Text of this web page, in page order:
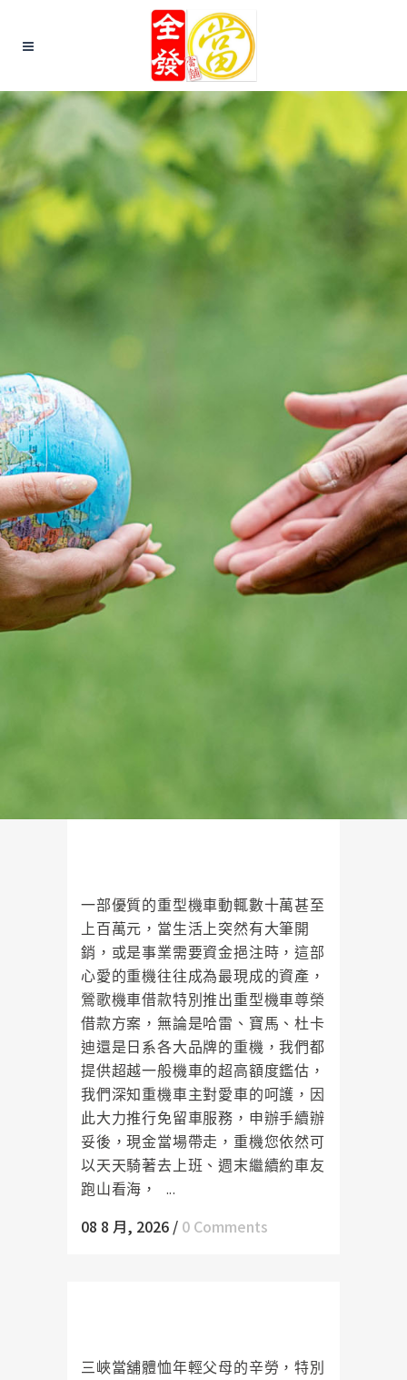
一部優質的重型機車動輒數十萬甚至
上百萬元，當生活上突然有大筆開
銷，或是事業需要資金挹注時，這部
心愛的重機往往成為最現成的資產，
鶯歌機車借款特別推出重型機車尊榮
借款方案，無論是哈雷、寶馬、杜卡
迪還是日系各大品牌的重機，我們都
提供超越一般機車的超高額度鑑估，
我們深知重機車主對愛車的呵護，因
此大力推行免留車服務，申辦手續辦
妥後，現金當場帶走，重機您依然可
以天天騎著去上班、週末繼續約車友
跑山看海， ...
08 8 月, 2026 / 0 Comments
三峽當舖體恤年輕父母的辛勞，特別